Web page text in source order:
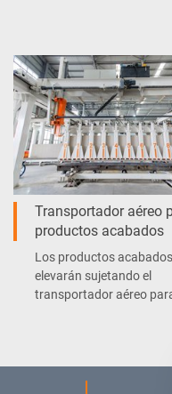
Transportador aéreo
productos acabados
Los productos
elevarán sujetando el
transportador aéreo